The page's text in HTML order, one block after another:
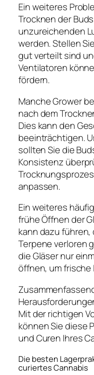
Ein weiteres
Trocknen der
unzureichenden
werden. Stellen
gut verteilt sind
Ventilatoren
fördern.
Manche Grower
nach dem
Dies kann den
beeinträchtigen.
sollten Sie die
Konsistenz
anpassen.
Ein weiteres
frühe Öffnen der
kann dazu
Terpene verloren
die Gläser nur
öffnen, um
Mit der richtigen
können Sie diese
und Curen Ihres
Die besten
curiertes Cannabis